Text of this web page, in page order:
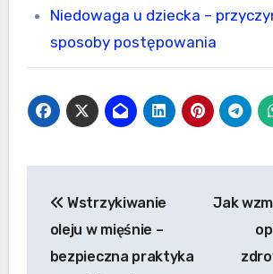
Niedowaga u dziecka –
sposoby postępowania
wpisu
Wstrzykiwanie
oleju w mięśnie –
bezpieczna praktyka
Jak